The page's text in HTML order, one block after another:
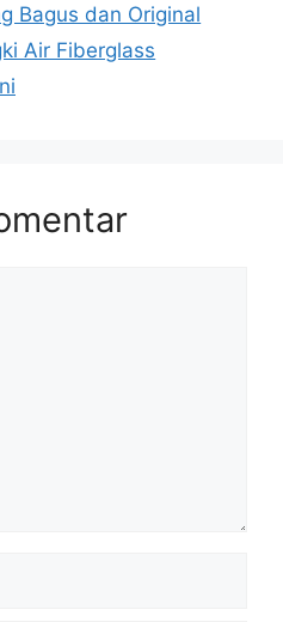
Bagus dan Original
Air Fiberglass